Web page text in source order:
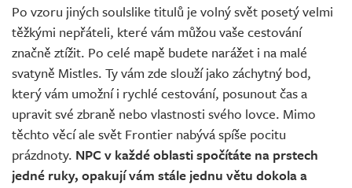
Po vzoru jiných soulslike titulů je volný svět posetý velmi
těžkými nepřáteli, které vám můžou vaše cestování
značně ztížit. Po celé mapě budete narážet i na malé
svatyně Mistles. Ty vám zde slouží jako záchytný bod,
který vám umožní i rychlé cestování, posunout čas a
upravit své zbraně nebo vlastnosti svého lovce. Mimo
těchto věcí ale svět Frontier nabývá spíše pocitu
prázdnoty. NPC v každé oblasti spočítáte na prstech
jedné ruky, opakují vám stále jednu větu dokola a